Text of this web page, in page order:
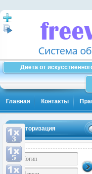
Диета от
Главная Контакты
Авторизация